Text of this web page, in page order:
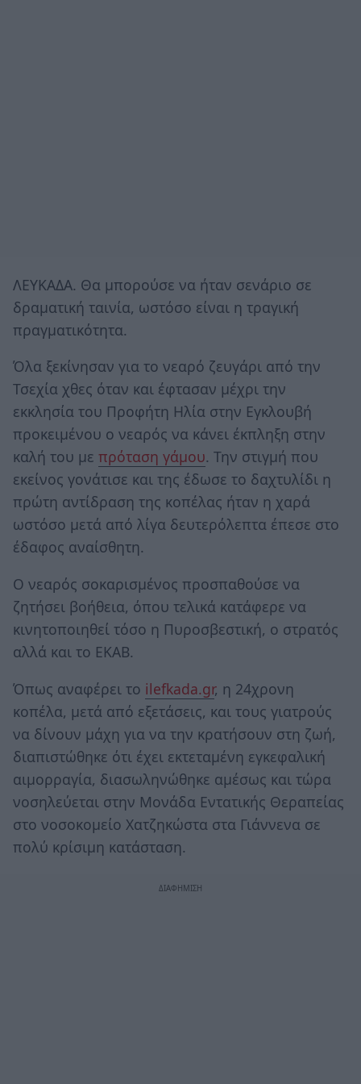
ΛΕΥΚΑΔΑ. Θα μπορούσε να ήταν σενάριο σε
δραματική ταινία, ωστόσο είναι η τραγική
πραγματικότητα.
Όλα ξεκίνησαν για το νεαρό ζευγάρι από την
Τσεχία χθες όταν και έφτασαν μέχρι την
εκκλησία του Προφήτη Ηλία στην Εγκλουβή
προκειμένου ο νεαρός να κάνει έκπληξη στην
καλή του με πρόταση γάμου. Την στιγμή που
εκείνος γονάτισε και της έδωσε το δαχτυλίδι η
πρώτη αντίδραση της κοπέλας ήταν η χαρά
ωστόσο μετά από λίγα δευτερόλεπτα έπεσε στο
έδαφος αναίσθητη.
Ο νεαρός σοκαρισμένος προσπαθούσε να
ζητήσει βοήθεια, όπου τελικά κατάφερε να
κινητοποιηθεί τόσο η Πυροσβεστική, ο στρατός
αλλά και το ΕΚΑΒ.
Όπως αναφέρει το ilefkada.gr, η 24χρονη
κοπέλα, μετά από εξετάσεις, και τους γιατρούς
να δίνουν μάχη για να την κρατήσουν στη ζωή,
διαπιστώθηκε ότι έχει εκτεταμένη εγκεφαλική
αιμορραγία, διασωληνώθηκε αμέσως και τώρα
νοσηλεύεται στην Μονάδα Εντατικής Θεραπείας
στο νοσοκομείο Χατζηκώστα στα Γιάννενα σε
πολύ κρίσιμη κατάσταση.